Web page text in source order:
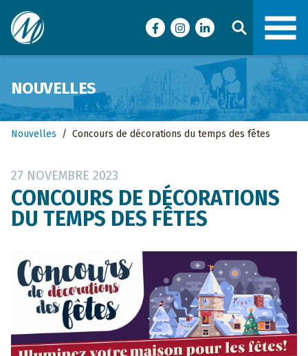
Ville de Malartic
FacebookInstagramLinkedIn
NOUVELLES
Nouvelles / Concours de décorations du temps des fêtes
27 NOVEMBRE 2023
CONCOURS DE DÉCORATIONS
DU TEMPS DES FÊTES